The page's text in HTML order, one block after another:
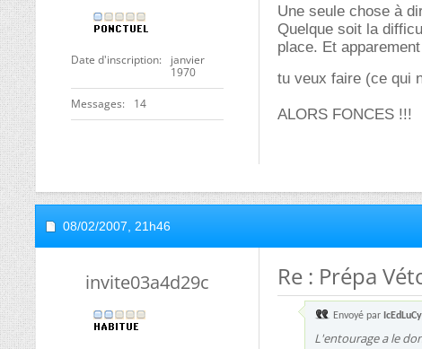
Date d'inscription
janvier
1970
Messages 14
Une seule chose à
Quelque soit la
place. Et
tu veux faire (ce qui
ALORS FONCES !!!
08/02/2007, 21h46
invite03a4d29c Re : Prépa
Envoyé par IcEdLuCy
L'entourage a le